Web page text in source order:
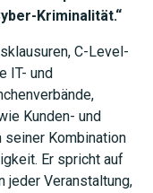
Kriminalität.“
C-Level-
IT- und
Kunden- und
seiner Kombination
Er spricht auf
jeder Veranstaltung,